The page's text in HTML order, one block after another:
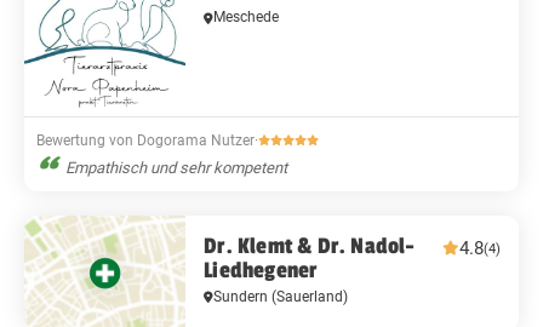
Meschede
Bewertung von Dogorama Nutzer·
Empathisch und sehr kompetent
Dr. Klemt & Dr. Nadol-
Liedhegener
4.8(4)
Sundern (Sauerland)